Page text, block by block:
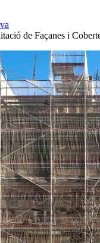
de Façanes i